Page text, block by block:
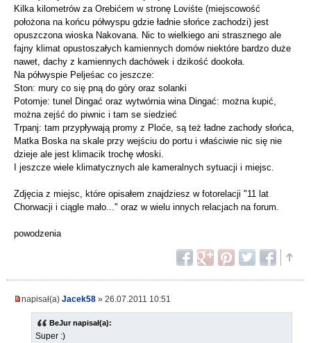
Kilka kilometrów za Orebićem w stronę Loviśte (miejscowość
położona na końcu półwyspu gdzie ładnie słońce zachodzi) jest
opuszczona wioska Nakovana. Nic to wielkiego ani strasznego ale
fajny klimat opustoszałych kamiennych domów niektóre bardzo duże
nawet, dachy z kamiennych dachówek i dzikość dookoła.
Na półwyspie Peljeśac co jeszcze:
Ston: mury co się pną do góry oraz solanki
Potomje: tunel Dingać oraz wytwórnia wina Dingać: można kupić,
można zejść do piwnic i tam se siedzieć
Trpanj: tam przypływają promy z Ploće, są też ładne zachody słońca,
Matka Boska na skale przy wejściu do portu i właściwie nic się nie
dzieje ale jest klimacik trochę włoski.
I jeszcze wiele klimatycznych ale kameralnych sytuacji i miejsc.
Zdjęcia z miejsc, które opisałem znajdziesz w fotorelacji "11 lat
Chorwacji i ciągle mało..." oraz w wielu innych relacjach na forum.
powodzenia
napisał(a) Jacek58 » 26.07.2011 10:51
BeJur napisał(a):
Super :)